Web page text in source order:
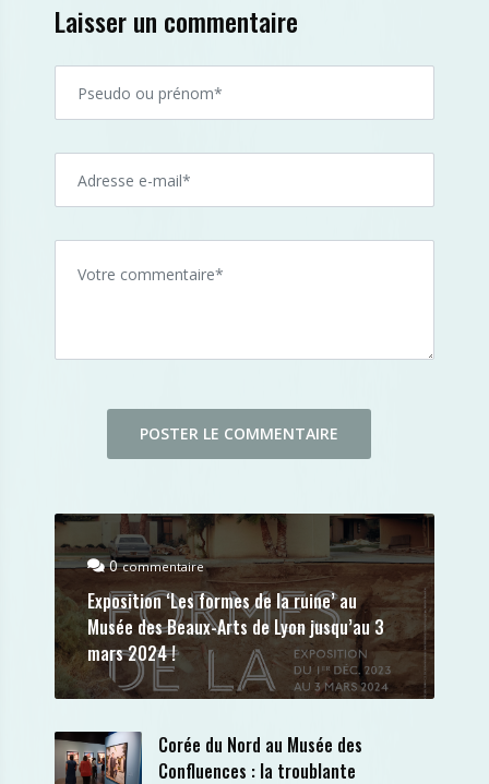
Laisser un commentaire
0commentaire
Exposition ‘Les formes de la ruine’ au
Musée des Beaux-Arts de Lyon jusqu’au 3
mars 2024 !
Corée du Nord au Musée des
Confluences : la troublante